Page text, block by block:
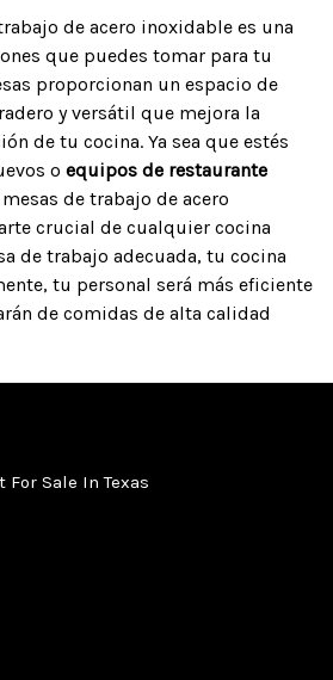
de acero inoxidable es una
que puedes tomar para tu
proporcionan un espacio de
y versátil que mejora la
de tu cocina. Ya sea que estés
o equipos de restaurante
de trabajo de acero
crucial de cualquier cocina
de trabajo adecuada, tu cocina
tu personal será más eficiente
de comidas de alta calidad
Sale In Texas